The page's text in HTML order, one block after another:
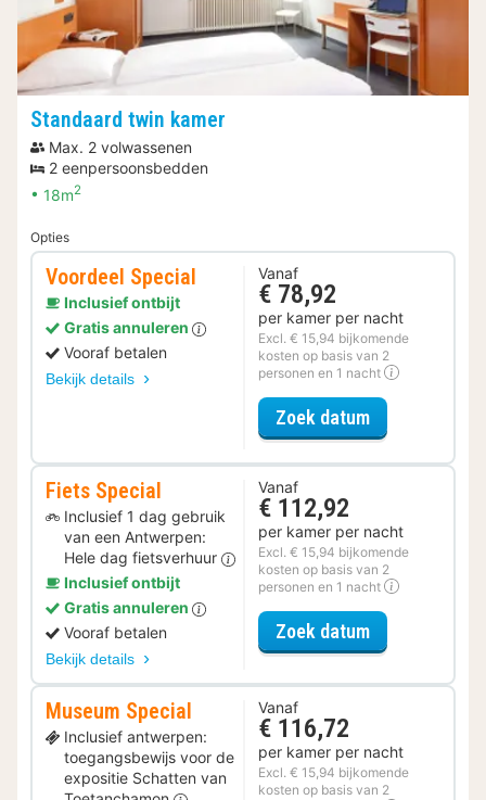
Standaard twin kamer
Max. 2 volwassenen
2 eenpersoonsbedden
18m2
Opties
Voordeel Special
Inclusief ontbijt
Gratis annuleren
Vooraf betalen
Bekijk details
Vanaf
€ 78,92
per kamer per nacht
Excl. € 15,94 bijkomende
kosten op basis van 2
personen en 1 nacht
Zoek datumvoor Voordeel
Fiets Special
Inclusief 1 dag gebruik
van een Antwerpen:
Hele dag fietsverhuur
Inclusief ontbijt
Gratis annuleren
Vooraf betalen
Bekijk details
Vanaf
€ 112,92
per kamer per nacht
Excl. € 15,94 bijkomende
kosten op basis van 2
personen en 1 nacht
Zoek datumvoor Fiets
Museum Special
Inclusief antwerpen:
toegangsbewijs voor de
expositie Schatten van
Vanaf
€ 116,72
per kamer per nacht
Excl. € 15,94 bijkomende
kosten op basis van 2